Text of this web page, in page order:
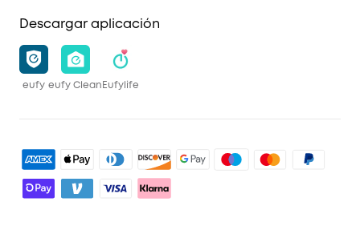
Descargar aplicación
eufy eufy Clean Eufylife